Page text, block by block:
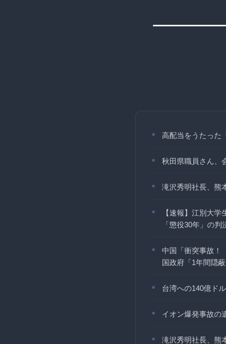
高配当をうたった
秋田県職員さん、
滝沢秀明社長、熊
【速報】江別大
「懲役30年」の判
中国「衝突事故！
国政府「1年間隠
台湾への140億ド
イオン爆発事故の
滝沢秀明社長、熊